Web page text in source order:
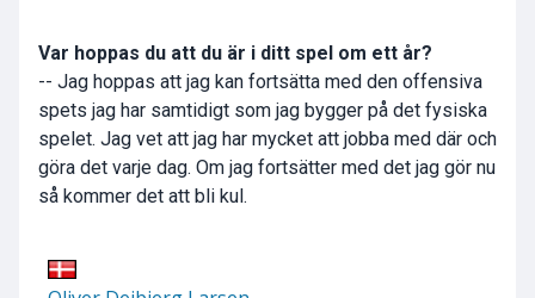
Var hoppas du att du är i ditt spel om ett år?
-- Jag hoppas att jag kan fortsätta med den offensiva
spets jag har samtidigt som jag bygger på det fysiska
spelet. Jag vet att jag har mycket att jobba med där och
göra det varje dag. Om jag fortsätter med det jag gör nu
så kommer det att bli kul.